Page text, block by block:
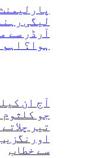
لیگی
آرڈر سے
ہوا؟ اہم
آج ان
جو
تیر
سے خطاب